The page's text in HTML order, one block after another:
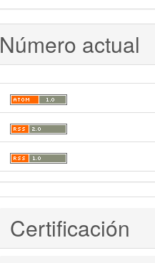
Número actual
Certificaciones
Certificación